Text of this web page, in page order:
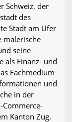
Schweiz, der
des
Stadt am Ufer
malerische
seine
als Finanz- und
Fachmedium
und
in der
Commerce-
Kanton Zug.